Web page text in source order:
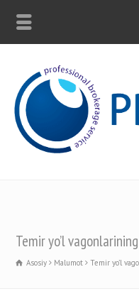
Temir yo’l
Asosiy Malumot Temir yo’l